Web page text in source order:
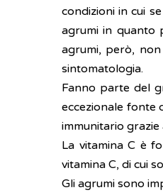
condizioni in cui
agrumi in quanto
agrumi, però,
sintomatologia.
Fanno parte del
eccezionale fonte
immunitario
La vitamina C è
vitamina C, di cui
Gli agrumi sono